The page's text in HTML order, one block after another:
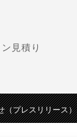
見積り
（プレスリリース）